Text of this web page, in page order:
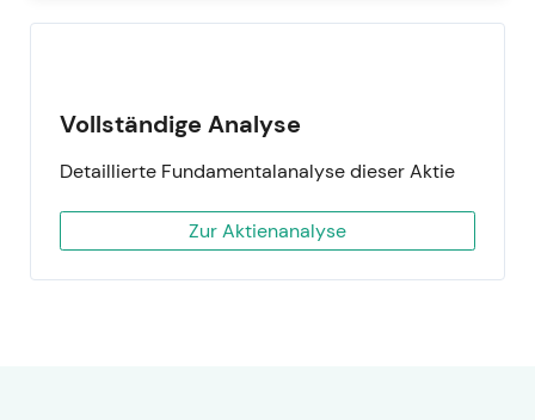
Vollständige Analyse
Detaillierte Fundamentalanalyse dieser Aktie
Zur Aktienanalyse